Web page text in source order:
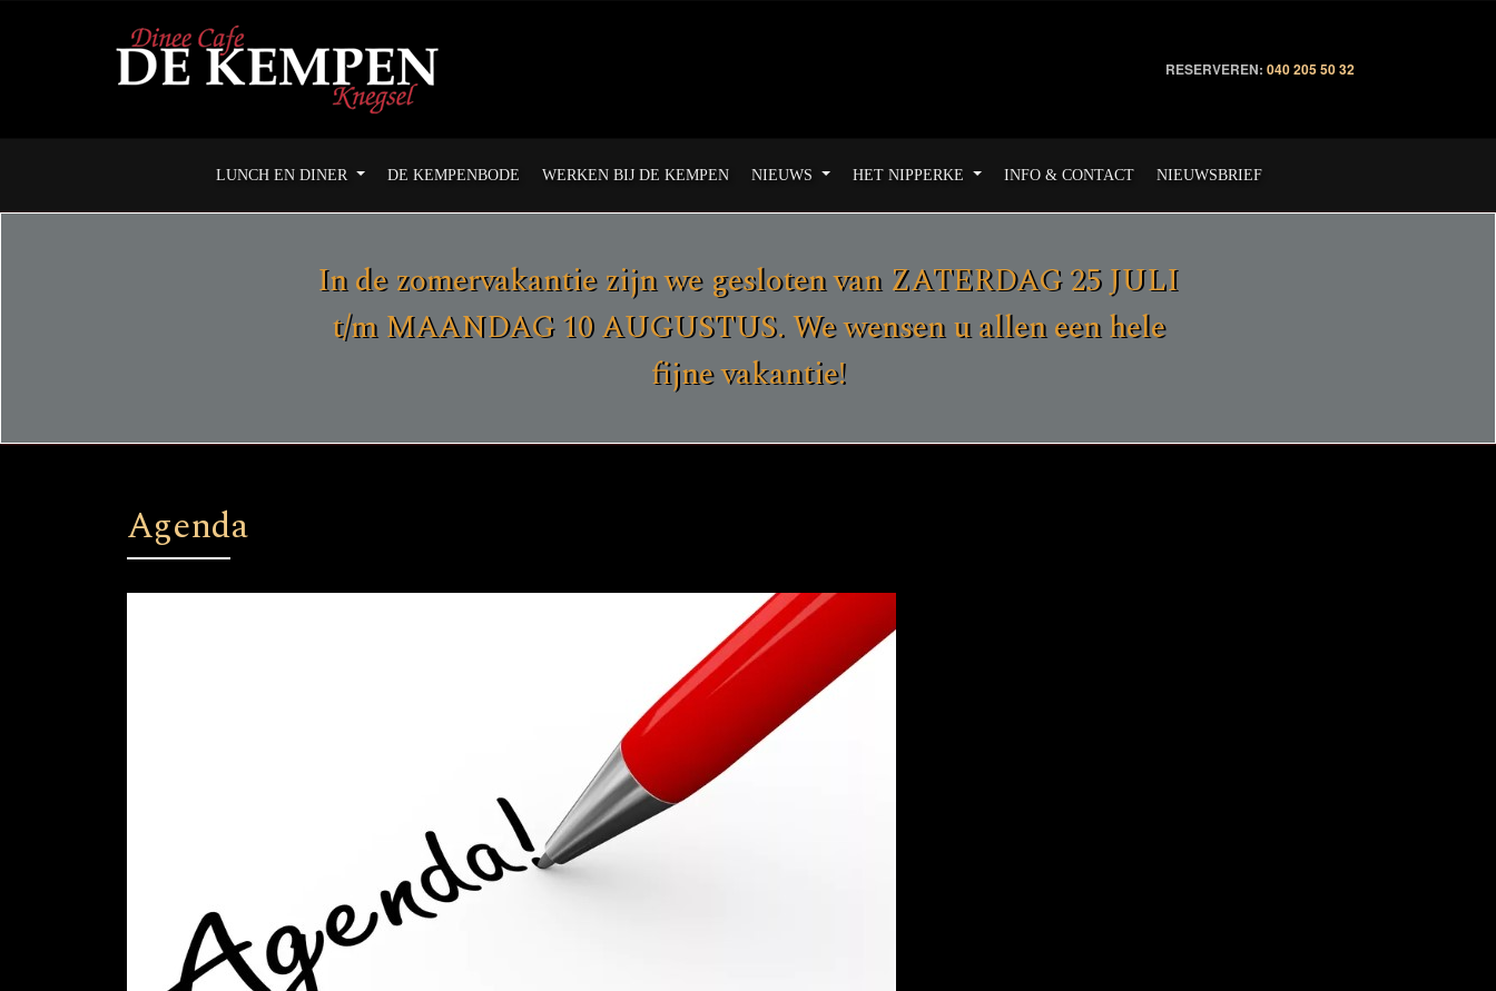
RESERVEREN:040 205 50 32
LUNCH EN DINER DE KEMPENBODE WERKEN BIJ DE KEMPEN NIEUWS HET NIPPERKE INFO & CONTACT NIEUWSBRIEF
In de zomervakantie zijn we gesloten van ZATERDAG 25 JULI
t/m MAANDAG 10 AUGUSTUS. We wensen u allen een hele
fijne vakantie!
Agenda